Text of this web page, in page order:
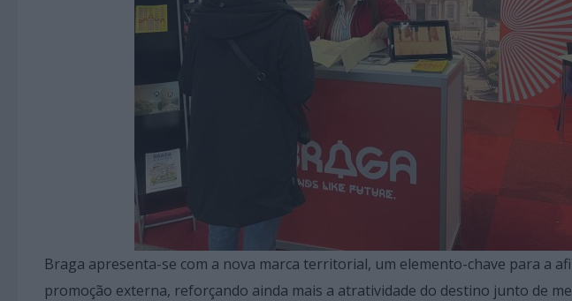
Braga apresenta-se com a nova marca territorial, um elemento-chave para a
promoção externa, reforçando ainda mais a atratividade do destino junto de